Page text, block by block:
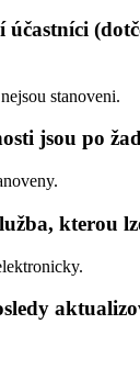
účastníci
stanoveni.
jsou po
kterou